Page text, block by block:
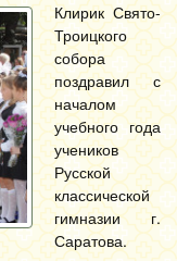
Клирик Свято-
Троицкого
собора
поздравил с
началом
учебного года
учеников
Русской
классической
гимназии г.
Саратова.